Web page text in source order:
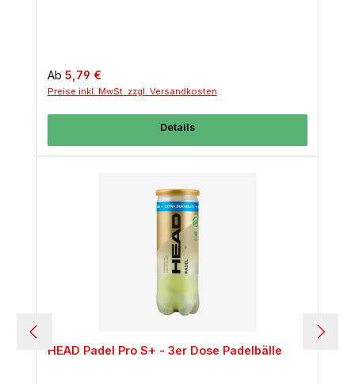
Regulärer Preis:
Ab 5,79 €
Preise inkl. MwSt. zzgl. Versandkosten
Details
HEAD Padel Pro S+ - 3er Dose Padelbälle